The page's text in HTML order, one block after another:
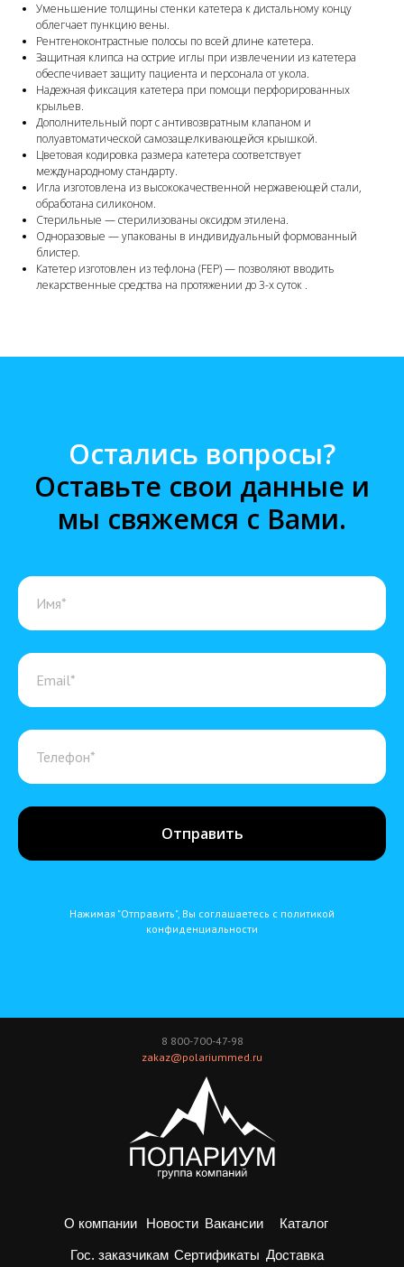
Уменьшение толщины стенки катетера к дистальному концу
облегчает пункцию вены.
Рентгеноконтрастные полосы по всей длине катетера.
Защитная клипса на острие иглы при извлечении из катетера
обеспечивает защиту пациента и персонала от укола.
Надежная фиксация катетера при помощи перфорированных
крыльев.
Дополнительный порт с антивозвратным клапаном и
полуавтоматической самозащелкивающейся крышкой.
Цветовая кодировка размера катетера соответствует
международному стандарту.
Игла изготовлена из высококачественной нержавеющей стали,
обработана силиконом.
Стерильные — стерилизованы оксидом этилена.
Одноразовые — упакованы в индивидуальный формованный
блистер.
Катетер изготовлен из тефлона (FEP) — позволяют вводить
лекарственные средства на протяжении до 3-х суток .
Остались вопросы?
Оставьте свои данные и
мы свяжемся с Вами.
Отправить
Нажимая "Отправить", Вы соглашаетесь с политикой
конфиденциальности
О компании Новости Вакансии Каталог
Гос. заказчикам Сертификаты Доставка
8 800-700-47-98
zakaz@polariummed.ru